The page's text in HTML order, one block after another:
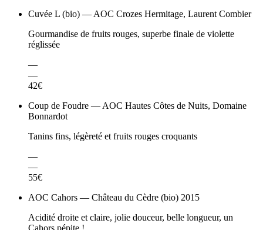
Cuvée L (bio) — AOC Crozes Hermitage, Laurent Combier
Gourmandise de fruits rouges, superbe finale de violette
réglissée
—
—
42€
Coup de Foudre — AOC Hautes Côtes de Nuits, Domaine
Bonnardot
Tanins fins, légèreté et fruits rouges croquants
—
—
55€
AOC Cahors — Château du Cèdre (bio) 2015
Acidité droite et claire, jolie douceur, belle longueur, un